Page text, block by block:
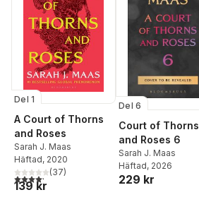
Del 1
A Court of Thorns
and Roses
Sarah J. Maas
Häftad, 2020
4,2utav 5 stjärnor. Totalt antal röster:
(37)
139 kr
Del 6
Court of Thorns
and Roses 6
Sarah J. Maas
Häftad, 2026
229 kr